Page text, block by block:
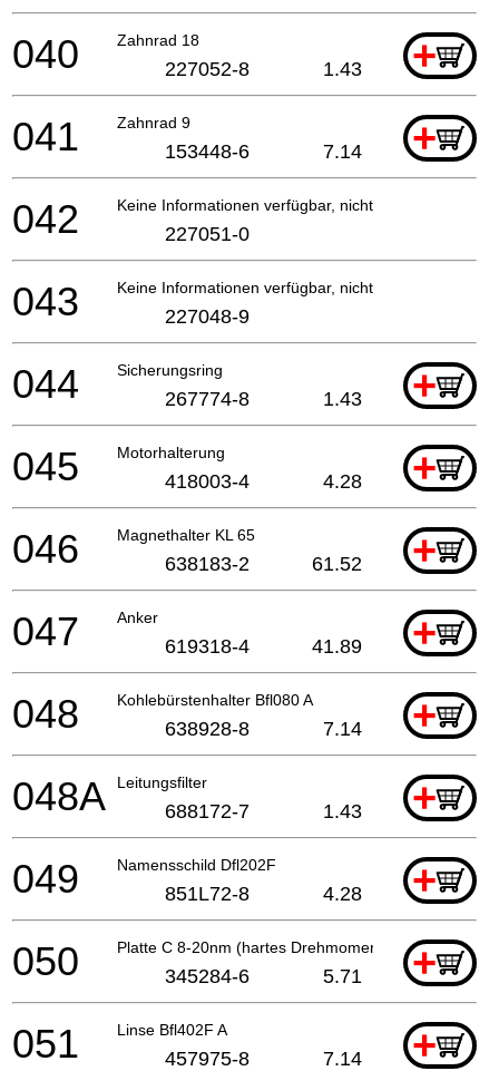
Zahnrad 18 +
040 227052-8 1.43
Zahnrad 9 +
041 153448-6 7.14
Keine Informationen verfügbar, nicht bestellbar
042 227051-0
Keine Informationen verfügbar, nicht bestellbar
043 227048-9
Sicherungsring +
044 267774-8 1.43
Motorhalterung +
045 418003-4 4.28
Magnethalter KL 65 +
046 638183-2 61.52
Anker +
047 619318-4 41.89
Kohlebürstenhalter Bfl080 A +
048 638928-8 7.14
Leitungsfilter +
048A 688172-7 1.43
Namensschild Dfl202F +
049 851L72-8 4.28
Platte C 8-20nm (hartes Drehmoment) +
050 345284-6 5.71
Linse Bfl402F A +
051 457975-8 7.14